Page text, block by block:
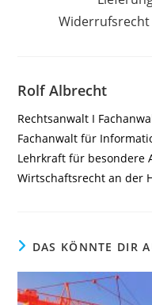
Widerrufsrecht
Rolf Albrecht
Rechtsanwalt I
Fachanwalt für
Lehrkraft für besondere
Wirtschaftsrecht an der
DAS KÖNNTE DIR